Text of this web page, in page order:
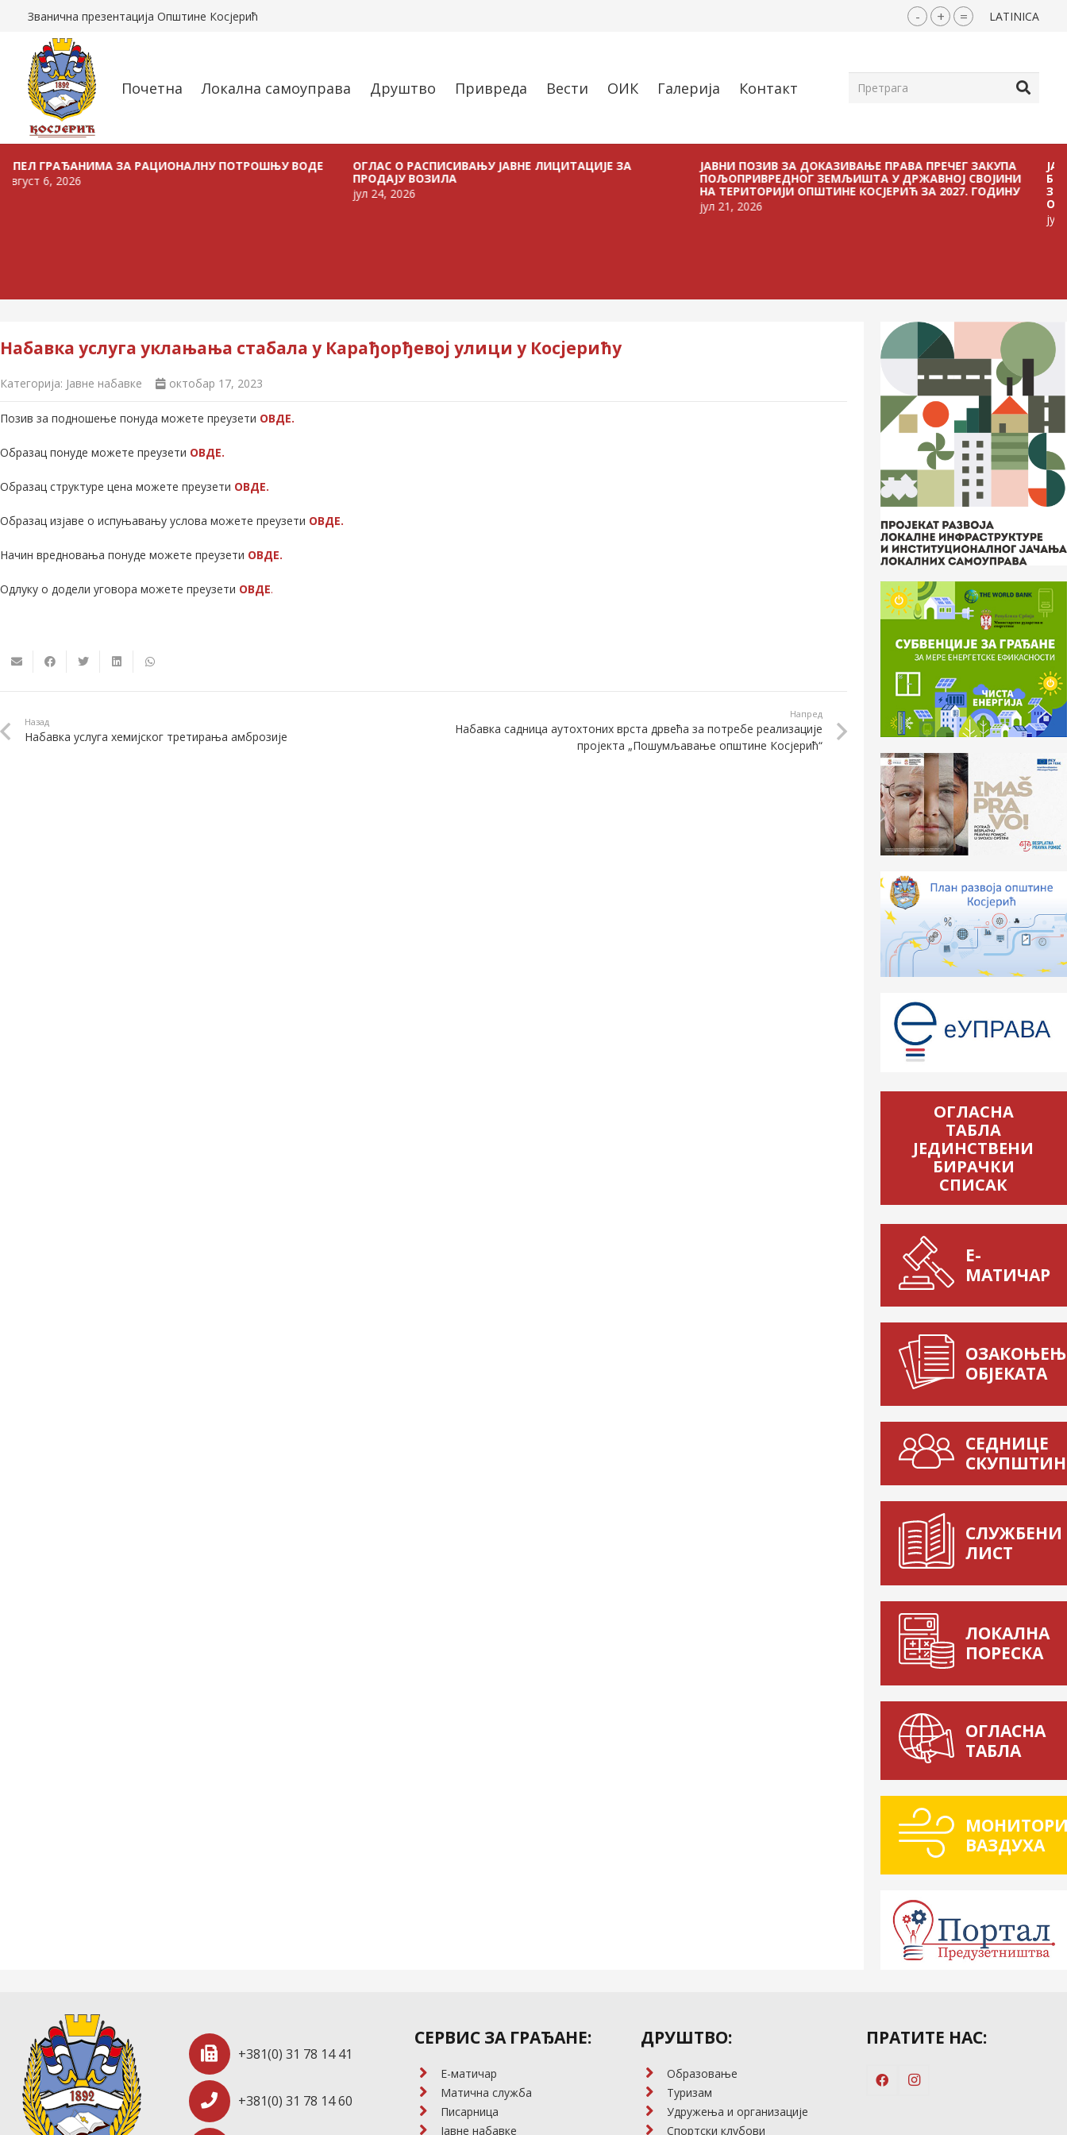
Званична презентација Општине Косјерић - + = LATINICA
Почетна Локална самоуправа Друштво Привреда Вести ОИК Галерија Контакт
ЗА РАЦИОНАЛНУ ПОТРОШЊУ ВОДЕ
2026
ОГЛАС О РАСПИСИВАЊУ ЈАВНЕ ЛИЦИТАЦИЈЕ ЗА
ПРОДАЈУ ВОЗИЛА
јул 24, 2026
ЈАВНИ ПОЗИВ ЗА ДОКАЗИВАЊЕ ПРАВА ПРЕЧЕГ ЗАКУПА
ПОЉОПРИВРЕДНОГ ЗЕМЉИШТА У ДРЖАВНОЈ СВОЈИНИ
НА ТЕРИТОРИЈИ ОПШТИНЕ КОСЈЕРИЋ ЗА 2027. ГОДИНУ
јул 21, 2026
ЈАВНИ
БЕЗ
ЗЕМЉИШТА
ОПШТИНЕ
јул 21, 2026
Набавка услуга уклањања стабала у Карађорђевој улици у Косјерићу
Категорија: Јавне набавке октобар 17, 2023
Позив за подношење понуда можете преузети ОВДЕ.
Образац понуде можете преузети ОВДЕ.
Образац структуре цена можете преузети ОВДЕ.
Образац изјаве о испуњавању услова можете преузети ОВДЕ.
Начин вредновања понуде можете преузети ОВДЕ.
Одлуку о додели уговора можете преузети ОВДЕ.
Назад
Набавка услуга хемијског третирања амброзије
Напред
Набавка садница аутохтоних врста дрвећа за потребе реализације
пројекта „Пошумљавање општине Косјерић“
ОГЛАСНА
ТАБЛА
ЈЕДИНСТВЕНИ
БИРАЧКИ
СПИСАК
Е-
МАТИЧАР
ОБЈЕКАТА
СЕДНИЦЕ
СЛУЖБЕНИ
ЛИСТ
ЛОКАЛНА
ПОРЕСКА
ОГЛАСНА
ТАБЛА
ВАЗДУХА
+381(0) 31 78 14 41
+381(0) 31 78 14 60
СЕРВИС ЗА ГРАЂАНЕ:
E-матичар
Матична служба
Писарница
Јавне набавке
ДРУШТВО:
Образовање
Туризам
Удружења и организације
Спортски клубови
ПРАТИТЕ НАС: